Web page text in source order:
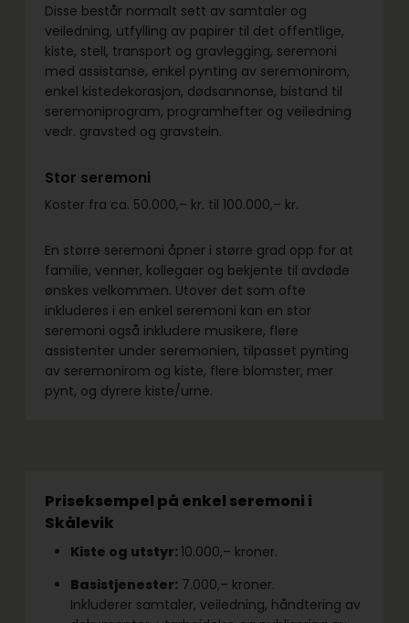
Disse består normalt sett av samtaler og
veiledning, utfylling av papirer til det offentlige,
kiste, stell, transport og gravlegging, seremoni
med assistanse, enkel pynting av seremonirom,
enkel kistedekorasjon, dødsannonse, bistand til
seremoniprogram, programhefter og veiledning
vedr. gravsted og gravstein.
Stor seremoni
Koster fra ca. 50.000,– kr. til 100.000,– kr.
En større seremoni åpner i større grad opp for at
familie, venner, kollegaer og bekjente til avdøde
ønskes velkommen. Utover det som ofte
inkluderes i en enkel seremoni kan en stor
seremoni også inkludere musikere, flere
assistenter under seremonien, tilpasset pynting
av seremonirom og kiste, flere blomster, mer
pynt, og dyrere kiste/urne.
Priseksempel på enkel seremoni i
Skålevik
Kiste og utstyr:10.000,– kroner.
Basistjenester: 7.000,– kroner.
Inkluderer samtaler, veiledning, håndtering av